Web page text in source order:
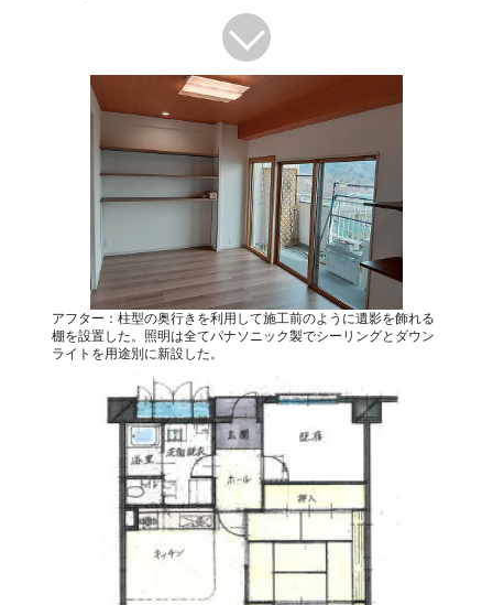
アフター：柱型の奥行きを利用して施工前のように遺影を飾れる
棚を設置した。照明は全てパナソニック製でシーリングとダウン
ライトを用途別に新設した。